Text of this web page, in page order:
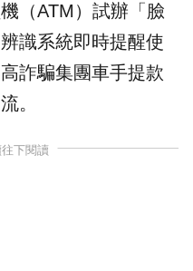
（ATM ）試辦「臉
識系統即時提醒使
詐騙集團車手提款
。
下閱讀